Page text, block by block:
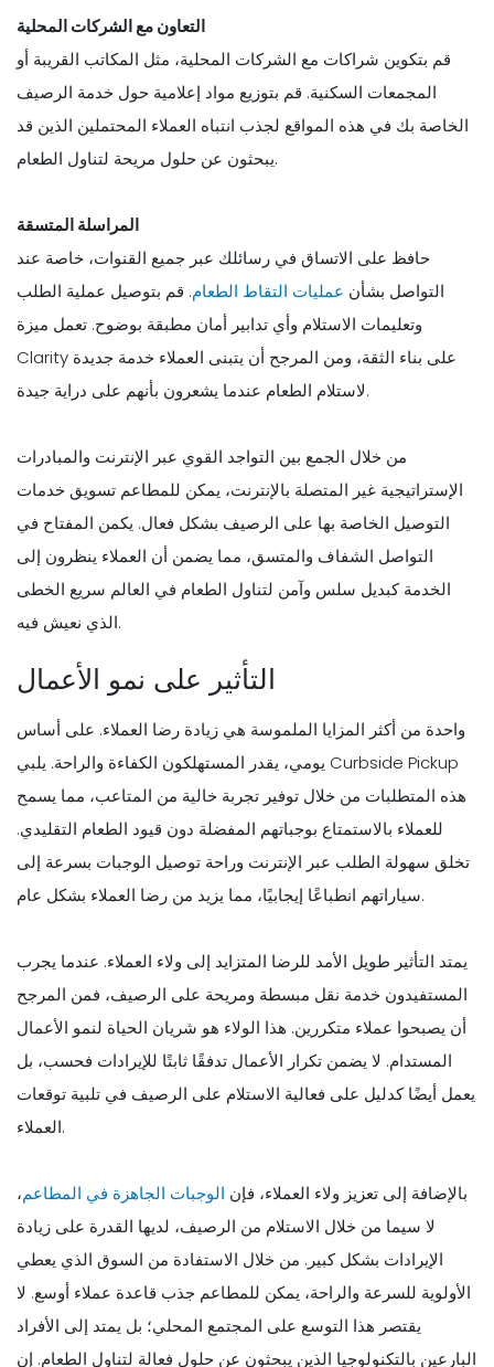
التعاون مع الشركات المحلية
قم بتكوين شراكات مع الشركات المحلية، مثل المكاتب القريبة أو
المجمعات السكنية. قم بتوزيع مواد إعلامية حول خدمة الرصيف
الخاصة بك في هذه المواقع لجذب انتباه العملاء المحتملين الذين قد
يبحثون عن حلول مريحة لتناول الطعام.
المراسلة المتسقة
حافظ على الاتساق في رسائلك عبر جميع القنوات، خاصة عند
التواصل بشأن عمليات التقاط الطعام. قم بتوصيل عملية الطلب
وتعليمات الاستلام وأي تدابير أمان مطبقة بوضوح. تعمل ميزة
Clarity على بناء الثقة، ومن المرجح أن يتبنى العملاء خدمة جديدة
لاستلام الطعام عندما يشعرون بأنهم على دراية جيدة.
من خلال الجمع بين التواجد القوي عبر الإنترنت والمبادرات
الإستراتيجية غير المتصلة بالإنترنت، يمكن للمطاعم تسويق خدمات
التوصيل الخاصة بها على الرصيف بشكل فعال. يكمن المفتاح في
التواصل الشفاف والمتسق، مما يضمن أن العملاء ينظرون إلى
الخدمة كبديل سلس وآمن لتناول الطعام في العالم سريع الخطى
الذي نعيش فيه.
التأثير على نمو الأعمال
واحدة من أكثر المزايا الملموسة هي زيادة رضا العملاء. على أساس
يومي، يقدر المستهلكون الكفاءة والراحة. يلبي Curbside Pickup
هذه المتطلبات من خلال توفير تجربة خالية من المتاعب، مما يسمح
للعملاء بالاستمتاع بوجباتهم المفضلة دون قيود الطعام التقليدي.
تخلق سهولة الطلب عبر الإنترنت وراحة توصيل الوجبات بسرعة إلى
سياراتهم انطباعًا إيجابيًا، مما يزيد من رضا العملاء بشكل عام.
يمتد التأثير طويل الأمد للرضا المتزايد إلى ولاء العملاء. عندما يجرب
المستفيدون خدمة نقل مبسطة ومريحة على الرصيف، فمن المرجح
أن يصبحوا عملاء متكررين. هذا الولاء هو شريان الحياة لنمو الأعمال
المستدام. لا يضمن تكرار الأعمال تدفقًا ثابتًا للإيرادات فحسب، بل
يعمل أيضًا كدليل على فعالية الاستلام على الرصيف في تلبية توقعات
العملاء.
بالإضافة إلى تعزيز ولاء العملاء، فإن الوجبات الجاهزة في المطاعم،
لا سيما من خلال الاستلام من الرصيف، لديها القدرة على زيادة
الإيرادات بشكل كبير. من خلال الاستفادة من السوق الذي يعطي
الأولوية للسرعة والراحة، يمكن للمطاعم جذب قاعدة عملاء أوسع. لا
يقتصر هذا التوسع على المجتمع المحلي؛ بل يمتد إلى الأفراد
البارعين بالتكنولوجيا الذين يبحثون عن حلول فعالة لتناول الطعام. إن